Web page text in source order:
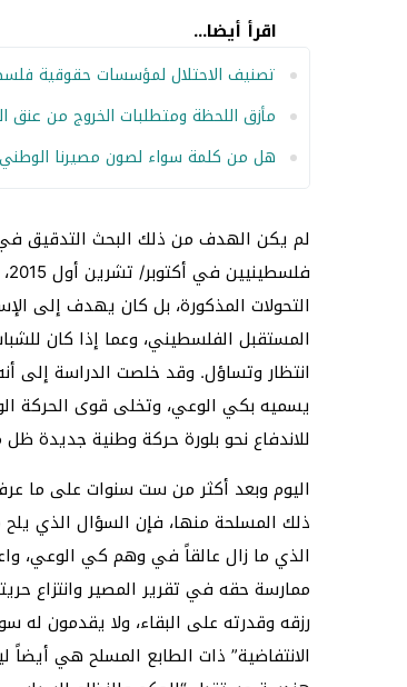
اقرأ أيضا...
تصنيف الاحتلال لمؤسسات حقوقية
مأزق اللحظة ومتطلبات الخروج من عنق
هل من كلمة سواء لصون مصيرنا
لم يكن الهدف من ذلك البحث التدقيق في
التحولات المذكورة، بل كان يهدف إلى
المستقبل الفلسطيني، وعما إذا كان
انتظار وتساؤل. وقد خلصت الدراسة إلى
يسميه بكي الوعي، وتخلى قوى الحركة
للاندفاع نحو بلورة حركة وطنية جديدة
اليوم وبعد أكثر من ست سنوات على ما
ذلك المسلحة منها، فإن السؤال الذي
الذي ما زال عالقاً في وهم كي الوعي،
ممارسة حقه في تقرير المصير وانتزاع
رزقه وقدرته على البقاء، ولا يقدمون
الانتفاضية” ذات الطابع المسلح هي